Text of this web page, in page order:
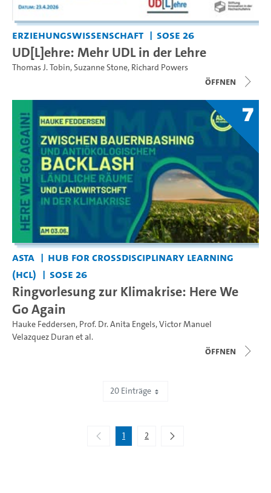
Erziehungswissenschaft SoSe 26
UD[L]ehre: Mehr UDL in der Lehre
Thomas J. Tobin,Suzanne Stone, Richard Powers
Öffnen
7
AStA
Hub for Crossdisciplinary Learning
(HCL)
SoSe 26
Ringvorlesung zur Klimakrise: Here We
Go Again
Hauke Feddersen, Prof. Dr. Anita Engels,Victor Manuel
Velazquez Duran et al.
Öffnen
20 Einträge
1 2